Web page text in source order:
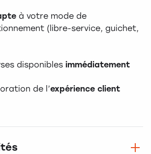
à votre mode de
(libre-service, guichet,
disponibles immédiatement
de l’expérience client